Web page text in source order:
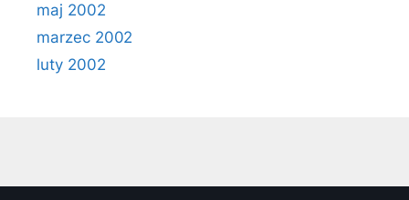
maj 2002
marzec 2002
luty 2002